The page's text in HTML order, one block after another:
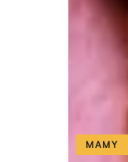
MAMY